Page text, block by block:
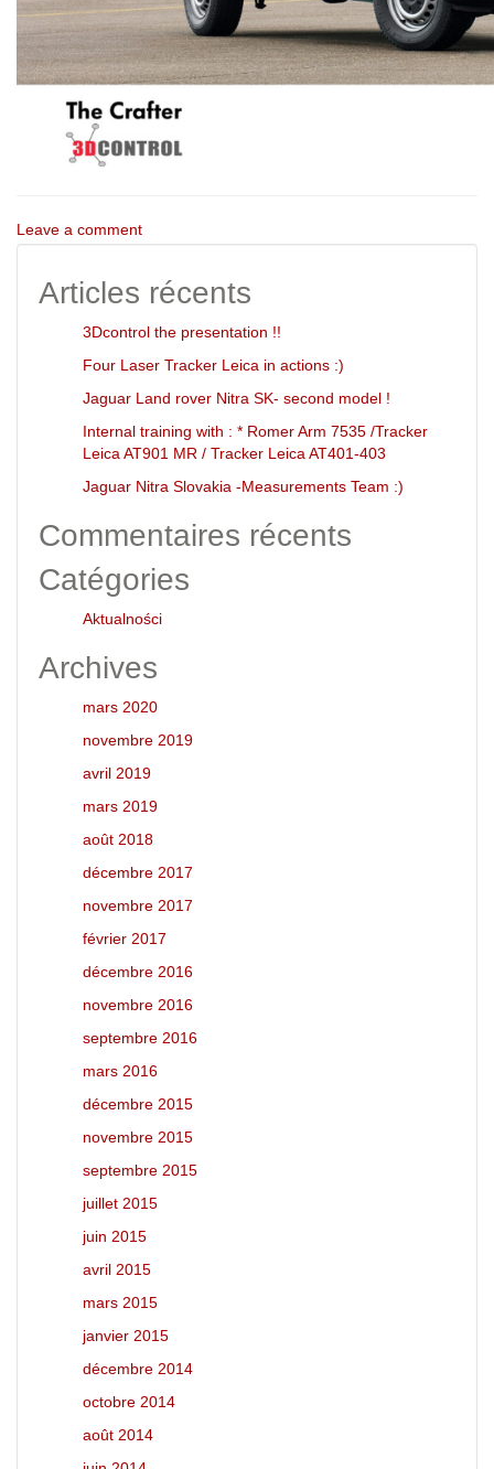
Leave a comment
Articles récents
3Dcontrol the presentation !!
Four Laser Tracker Leica in actions :)
Jaguar Land rover Nitra SK- second model !
Internal training with : * Romer Arm 7535 /Tracker
Leica AT901 MR / Tracker Leica AT401-403
Jaguar Nitra Slovakia -Measurements Team :)
Commentaires récents
Catégories
Aktualności
Archives
mars 2020
novembre 2019
avril 2019
mars 2019
août 2018
décembre 2017
novembre 2017
février 2017
décembre 2016
novembre 2016
septembre 2016
mars 2016
décembre 2015
novembre 2015
septembre 2015
juillet 2015
juin 2015
avril 2015
mars 2015
janvier 2015
décembre 2014
octobre 2014
août 2014